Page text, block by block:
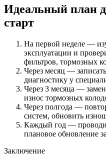
Идеальный план
старт
На первой неделе —
эксплуатации и
фильтров, тормозных
Через месяц —
диагностику у
Через 3 месяца —
износ тормозных
Через полгода —
систем, обновить
Каждый год —
плановое обновление
Заключение